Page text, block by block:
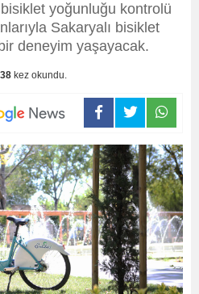
yoğunluğu kontrolü
Sakaryalı bisiklet
deneyim yaşayacak.
kez okundu.